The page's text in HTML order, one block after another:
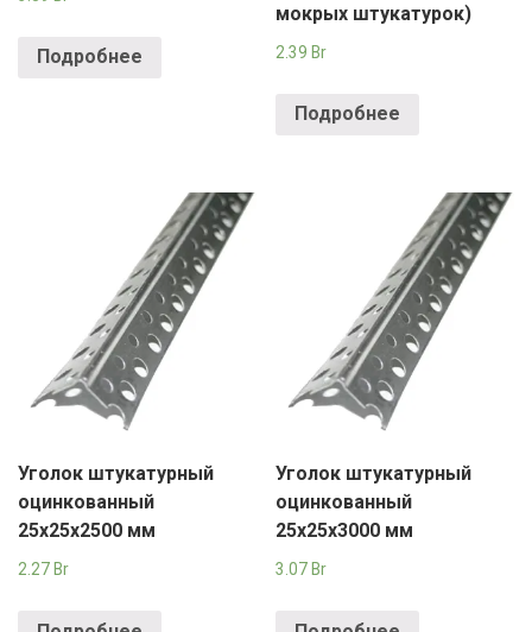
Подробнее
мокрых штукатурок)
2.39 Br
Подробнее
Уголок штукатурный
оцинкованный
25х25х2500 мм
2.27 Br
Уголок штукатурный
оцинкованный
25х25х3000 мм
3.07 Br